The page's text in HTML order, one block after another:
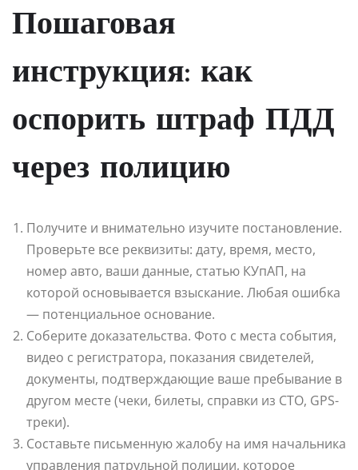
Пошаговая
инструкция: как
оспорить штраф ПДД
через полицию
Получите и внимательно изучите постановление.
Проверьте все реквизиты: дату, время, место,
номер авто, ваши данные, статью КУпАП, на
которой основывается взыскание. Любая ошибка
— потенциальное основание.
Соберите доказательства. Фото с места события,
видео с регистратора, показания свидетелей,
документы, подтверждающие ваше пребывание в
другом месте (чеки, билеты, справки из СТО, GPS-
треки).
Составьте письменную жалобу на имя начальника
управления патрульной полиции, которое